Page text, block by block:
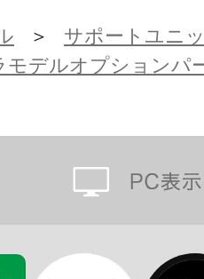
げる」といった
ほか、
渉を避ける目的
タイプ】
クス」を選べる
＞ サポートユニ
モデルオプションパ